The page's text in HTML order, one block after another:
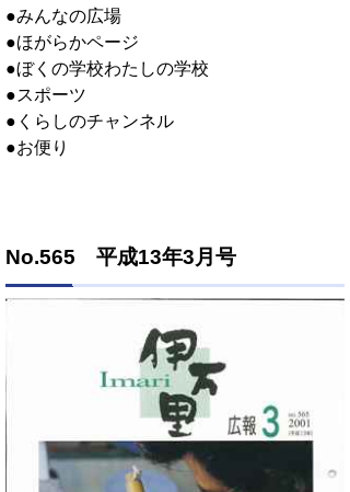
●みんなの広場
●ほがらかページ
●ぼくの学校わたしの学校
●スポーツ
●くらしのチャンネル
●お便り
No.565 平成13年3月号